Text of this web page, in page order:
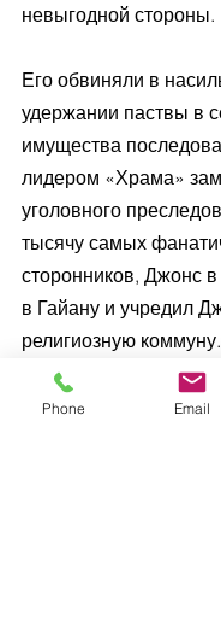
невыгодной стороны.
Его обвиняли в
удержании паствы в
имущества
лидером «Храма»
уголовного
тысячу самых
сторонников, Джонс
в Гайану и учредил
религиозную коммуну.
Сильно этот шаг ему
Phone Email